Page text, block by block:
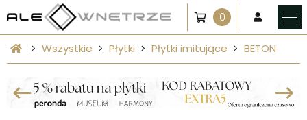
0
Wszystkie Płytki Płytki imitujące BETON